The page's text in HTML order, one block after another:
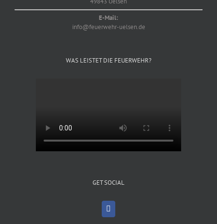
E-Mail:
info@feuerwehr-uelsen.de
WAS LEISTET DIE FEUERWEHR?
GET SOCIAL